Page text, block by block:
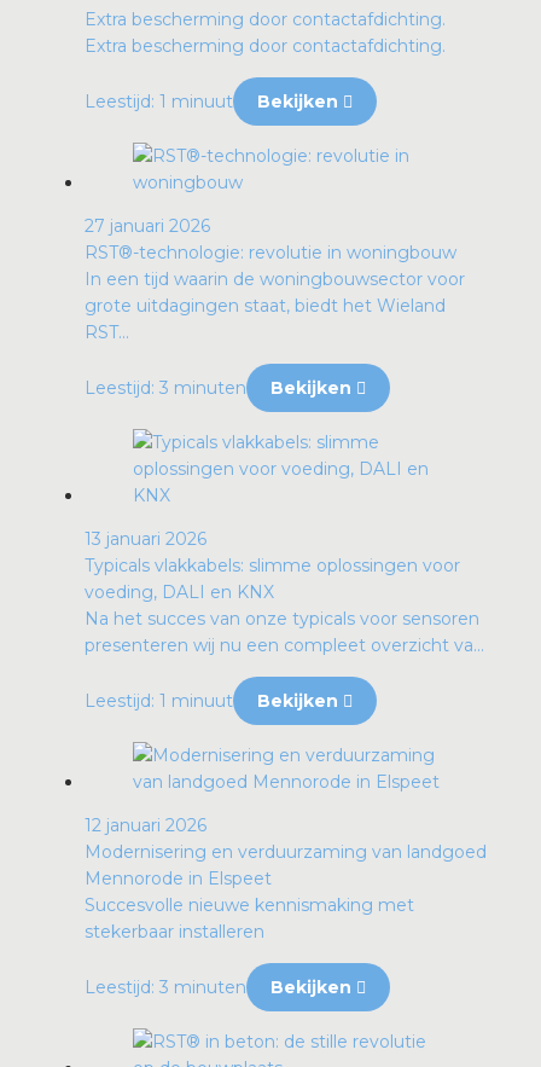
Extra bescherming door contactafdichting.
Extra bescherming door contactafdichting.
Leestijd: 1 minuut Bekijken
27 januari 2026
RST®-technologie: revolutie in woningbouw
In een tijd waarin de woningbouwsector voor
grote uitdagingen staat, biedt het Wieland
RST...
Leestijd: 3 minuten Bekijken
13 januari 2026
Typicals vlakkabels: slimme oplossingen voor
voeding, DALI en KNX
Na het succes van onze typicals voor sensoren
presenteren wij nu een compleet overzicht va...
Leestijd: 1 minuut Bekijken
12 januari 2026
Modernisering en verduurzaming van landgoed
Mennorode in Elspeet
Succesvolle nieuwe kennismaking met
stekerbaar installeren
Leestijd: 3 minuten Bekijken